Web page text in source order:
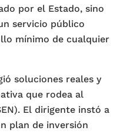
por el Estado, sino
servicio público
mínimo de cualquier
soluciones reales y
que rodea al
El dirigente instó a
plan de inversión